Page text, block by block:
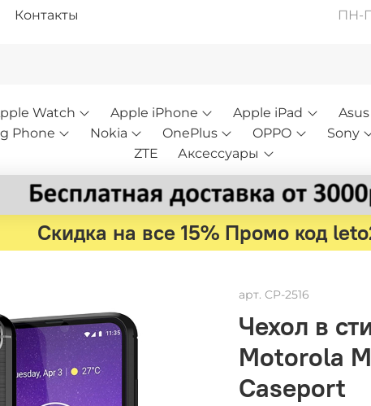
Контакты ПН-
Watch Apple iPhone Apple iPad Asus
Phone Nokia OnePlus OPPO Sony
ZTE
Аксессуары
Скидка на все 15% Промо код
арт. CP-2516
Чехол в
Motorola
Caseport